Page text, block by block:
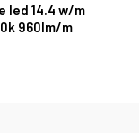
led 14.4 w/m
960lm/m